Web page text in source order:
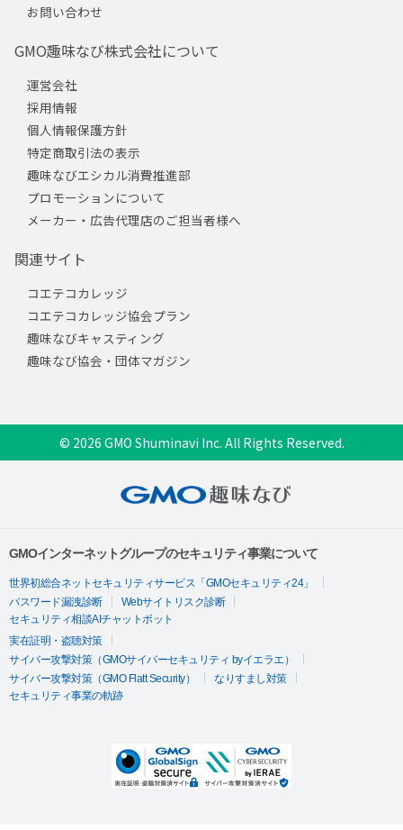
お問い合わせ
GMO趣味なび株式会社について
運営会社
採用情報
個人情報保護方針
特定商取引法の表示
趣味なびエシカル消費推進部
プロモーションについて
メーカー・広告代理店のご担当者様へ
関連サイト
コエテコカレッジ
コエテコカレッジ協会プラン
趣味なびキャスティング
趣味なび協会・団体マガジン
© 2026 GMO Shuminavi Inc. All Rights Reserved.